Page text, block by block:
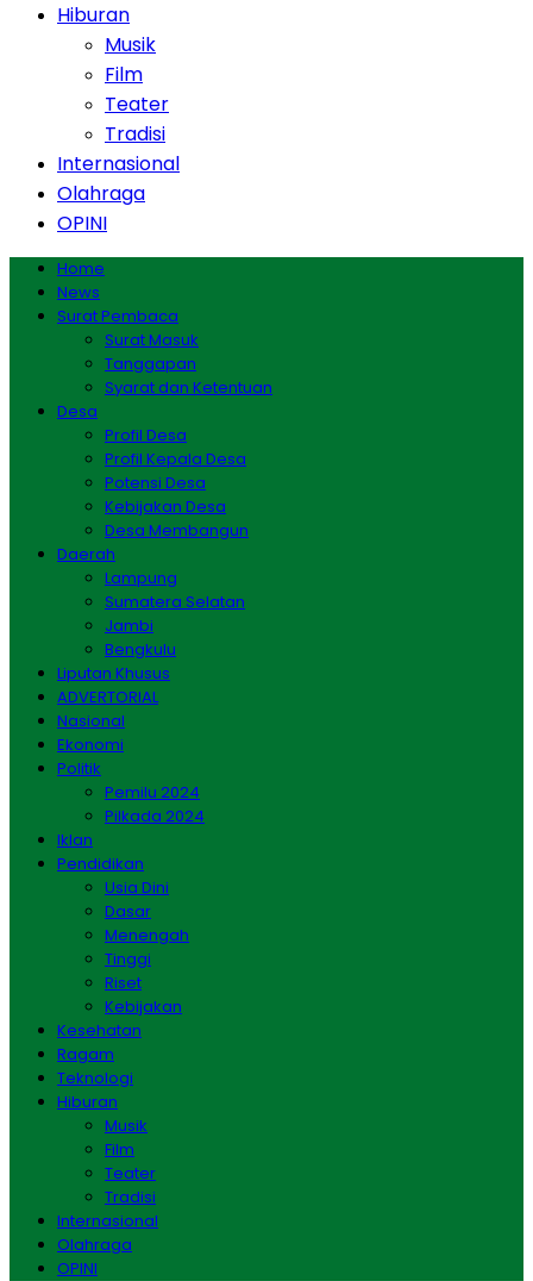
Hiburan
Musik
Film
Teater
Tradisi
Internasional
Olahraga
OPINI
Home
News
Surat Pembaca
Surat Masuk
Tanggapan
Syarat dan Ketentuan
Desa
Profil Desa
Profil Kepala Desa
Potensi Desa
Kebijakan Desa
Desa Membangun
Daerah
Lampung
Sumatera Selatan
Jambi
Bengkulu
Liputan Khusus
ADVERTORIAL
Nasional
Ekonomi
Politik
Pemilu 2024
Pilkada 2024
Iklan
Pendidikan
Usia Dini
Dasar
Menengah
Tinggi
Riset
Kebijakan
Kesehatan
Ragam
Teknologi
Hiburan
Musik
Film
Teater
Tradisi
Internasional
Olahraga
OPINI